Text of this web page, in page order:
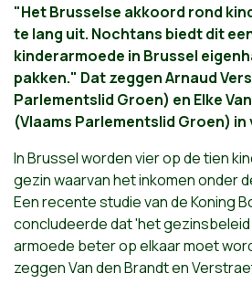
"Het Brusselse akkoord rond
te lang uit. Nochtans biedt dit
kinderarmoede in Brussel
pakken." Dat zeggen Arnaud
Parlementslid Groen) en Elke
(Vlaams Parlementslid Groen)
In Brussel worden vier op de tien
gezin waarvan het inkomen onder
Een recente studie van de Koning
concludeerde dat 'het
armoede beter op elkaar moet
zeggen Van den Brandt en